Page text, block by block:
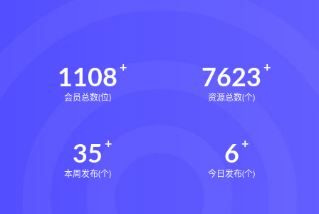
过三关与做功实例电子书
过三关与做功实例 归一
寻龙点穴高级班课程
辰南择吉日下载 辰南择吉日网盘
1108
会员总数(位)
7623
资源总数(个)
35
本周发布(个)
6
今日发布(个)